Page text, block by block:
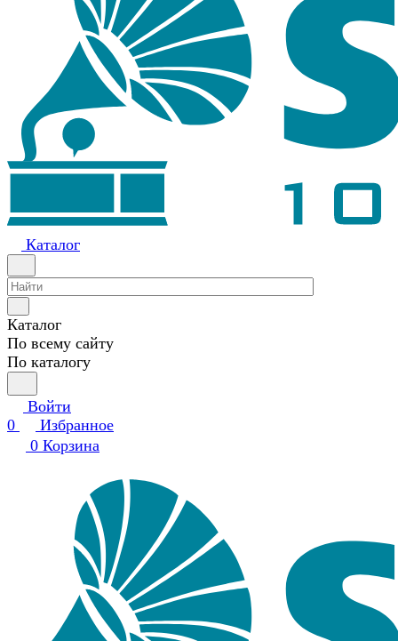
Каталог
Каталог
По всему сайту
По каталогу
Войти
0
Избранное
0 Корзина